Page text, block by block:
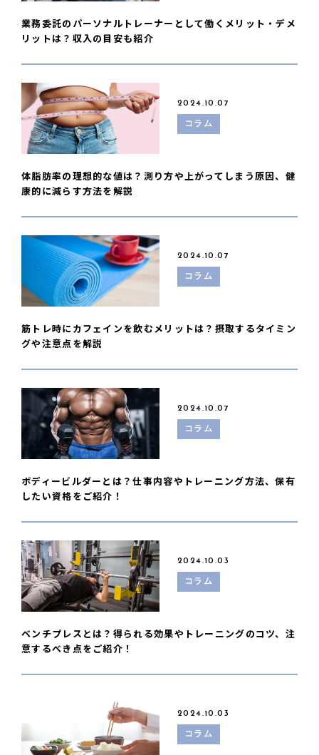
業務委託のパーソナルトレーナーとして働くメリット・デメ
リットは？収入の目安も紹介
2024.10.07
コラム
体脂肪率の理想的な値は？測り方や上がってしまう原因、健
康的に減らす方法を解説
2024.10.07
コラム
筋トレ時にカフェインを飲むメリットは？摂取するタイミン
グや注意点を解説
2024.10.07
コラム
ボディービルダーとは？仕事内容やトレーニング方法、保有
したい資格をご紹介！
2024.10.03
コラム
ベンチプレスとは？得られる効果やトレーニングのコツ、注
意するべき点をご紹介！
2024.10.03
コラム